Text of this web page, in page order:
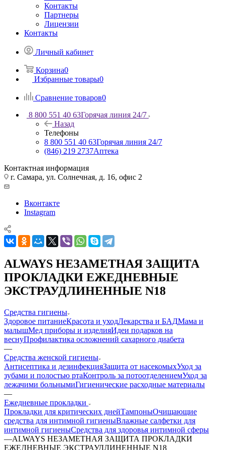
Контакты
Партнеры
Лицензии
Контакты
Личный кабинет
Корзина0
Избранные товары0
Сравнение товаров0
8 800 551 40 63Горячая линия 24/7
Назад
Телефоны
8 800 551 40 63Горячая линия 24/7
(846) 219 2737Аптека
Контактная информация
г. Самара, ул. Солнечная, д. 16, офис 2
Вконтакте
Instagram
ALWAYS НЕЗАМЕТНАЯ ЗАЩИТА
ПРОКЛАДКИ ЕЖЕДНЕВНЫЕ
ЭКСТРАУДЛИНЕННЫЕ N18
Средства гигиены
Здоровое питаниеКрасота и уходЛекарства и БАДМама и
малышМед приборы и изделияИдеи подарков на
веснуПрофилактика осложнений сахарного диабета
—
Средства женской гигиены
Антисептика и дезинфекцияЗащита от насекомыхУход за
зубами и полостью ртаКонтроль за потоотделениемУход за
лежачими больнымиГигиенические расходные материалы
—
Ежедневные прокладки
Прокладки для критических днейТампоныОчищающие
средства для интимной гигиеныВлажные салфетки для
интимной гигиеныСредства для здоровья интимной сферы
—ALWAYS НЕЗАМЕТНАЯ ЗАЩИТА ПРОКЛАДКИ
ЕЖЕДНЕВНЫЕ ЭКСТРАУДЛИНЕННЫЕ N18